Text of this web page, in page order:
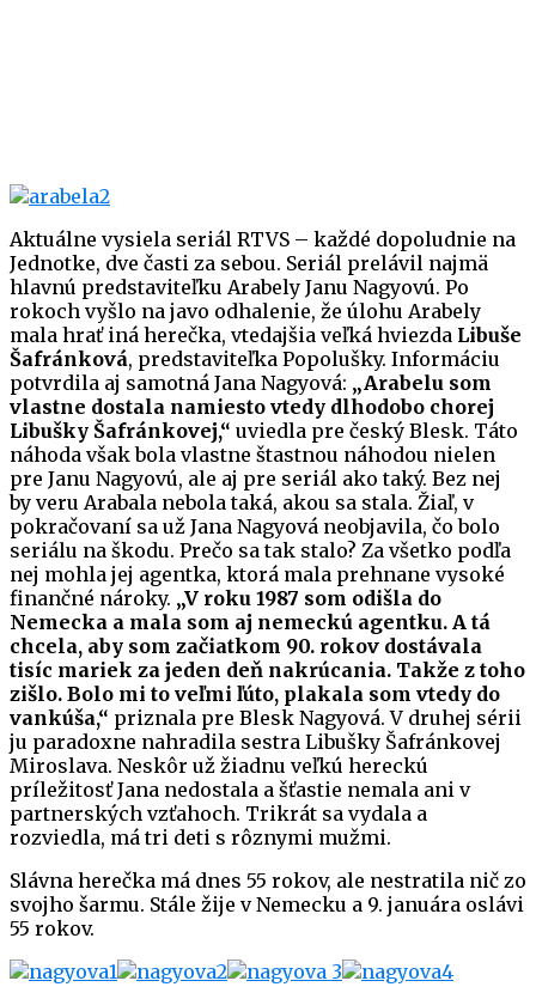
Aktuálne vysiela seriál RTVS – každé dopoludnie na
Jednotke, dve časti za sebou. Seriál prelávil najmä
hlavnú predstaviteľku Arabely Janu Nagyovú. Po
rokoch vyšlo na javo odhalenie, že úlohu Arabely
mala hrať iná herečka, vtedajšia veľká hviezda Libuše
Šafránková, predstaviteľka Popolušky. Informáciu
potvrdila aj samotná Jana Nagyová: „Arabelu som
vlastne dostala namiesto vtedy dlhodobo chorej
Libušky Šafránkovej,“ uviedla pre český Blesk. Táto
náhoda však bola vlastne štastnou náhodou nielen
pre Janu Nagyovú, ale aj pre seriál ako taký. Bez nej
by veru Arabala nebola taká, akou sa stala. Žiaľ, v
pokračovaní sa už Jana Nagyová neobjavila, čo bolo
seriálu na škodu. Prečo sa tak stalo? Za všetko podľa
nej mohla jej agentka, ktorá mala prehnane vysoké
finančné nároky. „V roku 1987 som odišla do
Nemecka a mala som aj nemeckú agentku. A tá
chcela, aby som začiatkom 90. rokov dostávala
tisíc mariek za jeden deň nakrúcania. Takže z toho
zišlo. Bolo mi to veľmi ľúto, plakala som vtedy do
vankúša,“ priznala pre Blesk Nagyová. V druhej sérii
ju paradoxne nahradila sestra Libušky Šafránkovej
Miroslava. Neskôr už žiadnu veľkú hereckú
príležitosť Jana nedostala a šťastie nemala ani v
partnerských vzťahoch. Trikrát sa vydala a
rozviedla, má tri deti s rôznymi mužmi.
Slávna herečka má dnes 55 rokov, ale nestratila nič zo
svojho šarmu. Stále žije v Nemecku a 9. januára oslávi
55 rokov.